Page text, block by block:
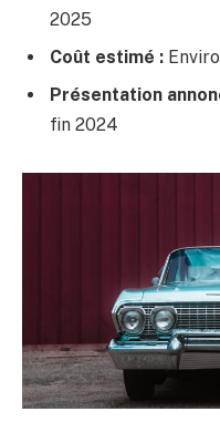
2025
Coût estimé :
Présentation
fin 2024